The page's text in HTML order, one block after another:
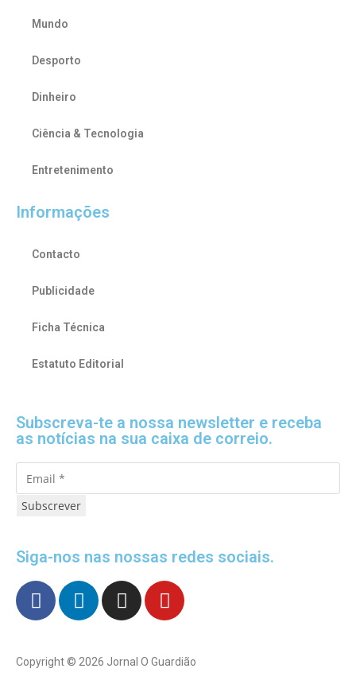
Mundo
Desporto
Dinheiro
Ciência & Tecnologia
Entretenimento
Informações
Contacto
Publicidade
Ficha Técnica
Estatuto Editorial
Subscreva-te a nossa newsletter e receba
as notícias na sua caixa de correio.
Subscrever
Siga-nos nas nossas redes sociais.
Copyright © 2026 Jornal O Guardião